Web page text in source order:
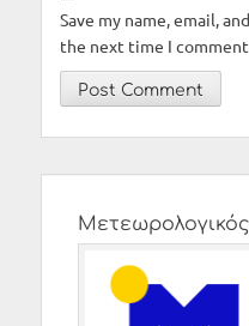
Save my name, email,
the next time I